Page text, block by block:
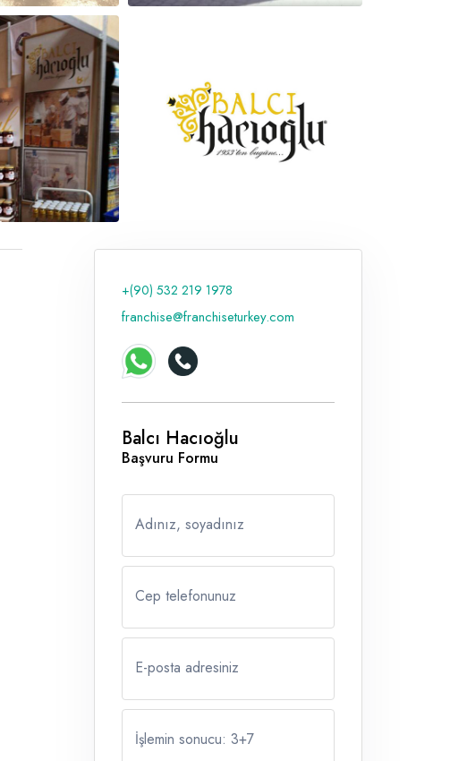
+(90) 532 219 1978
franchise@franchiseturkey.com
Balcı Hacıoğlu
Başvuru Formu
Adınız, soyadınız
Cep telefonunuz
E-posta adresiniz
İşlemin sonucu: 3+7